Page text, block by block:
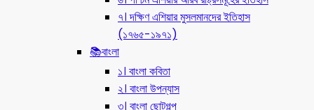
৭। দক্ষিণ এশিয়ার মুসলমানদের ইতিহাস
(১৭৬৫-১৯৭১)
📚বাংলা
১। বাংলা কবিতা
২। বাংলা উপন্যাস
৩। বাংলা ছোটগল্প